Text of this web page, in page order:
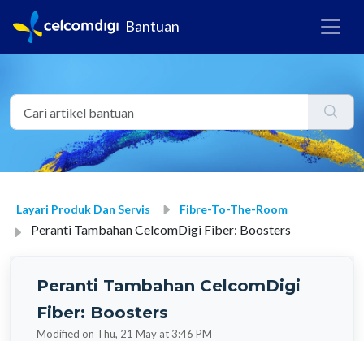
Bantuan
Layari Produk Dan Servis Fibre-To-The-Room
Peranti Tambahan CelcomDigi Fiber: Boosters
Peranti Tambahan CelcomDigi
Fiber: Boosters
Modified on Thu, 21 May at 3:46 PM